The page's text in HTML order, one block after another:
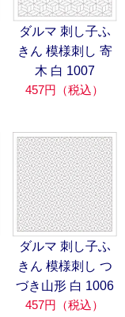
ダルマ 刺し子ふ
きん 模様刺し 寄
木 白 1007
457円（税込）
ダルマ 刺し子ふ
きん 模様刺し つ
づき山形 白 1006
457円（税込）